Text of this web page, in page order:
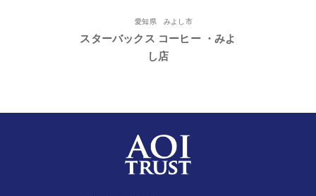
愛知県 みよし市
スターバックス コーヒー ・みよ
し店